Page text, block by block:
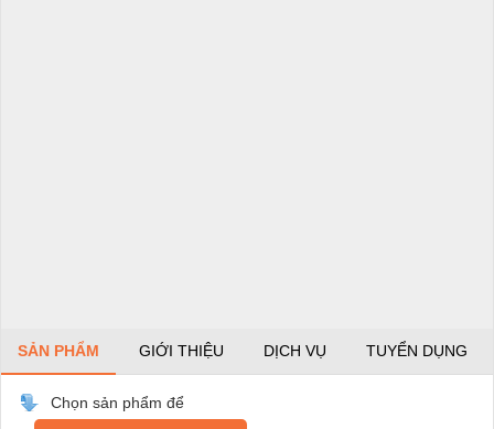
SẢN PHẨM GIỚI THIỆU DỊCH VỤ TUYỂN DỤNG
Chọn sản phẩm để